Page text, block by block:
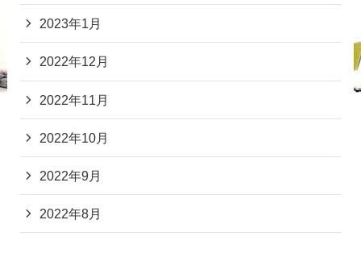
2023年1月
2022年12月
2022年11月
2022年10月
2022年9月
2022年8月